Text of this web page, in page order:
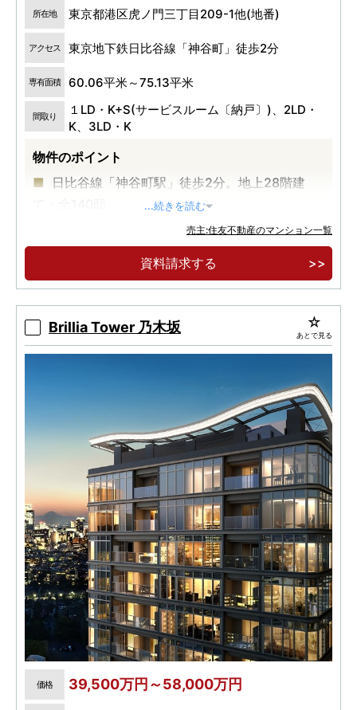
所在地 東京都港区虎ノ門三丁目209-1他(地番)
アクセス 東京地下鉄日比谷線「神谷町」徒歩2分
専有面積 60.06平米～75.13平米
間取り
１LD・K+S(サービスルーム〔納戸〕)、2LD・
K、3LD・K
物件のポイント
日比谷線「神谷町駅」徒歩2分。地上28階建
【実物見学可能】港区虎ノ門に誕生した制震タ
ワーレジデンス。
ホテルライクな内廊下設計。各階クリーンステ
...続きを読む
売主:住友不動産のマンション一覧
資料請求する
Brillia Tower 乃木坂 あとで見る
価格 39,500万円～58,000万円